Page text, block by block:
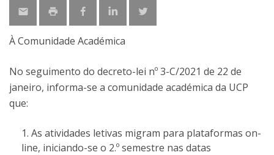
À Comunidade Académica
No seguimento do decreto-lei nº 3-C/2021 de 22 de
janeiro, informa-se a comunidade académica da UCP
que:
As atividades letivas migram para plataformas on-
line, iniciando-se o 2.º semestre nas datas